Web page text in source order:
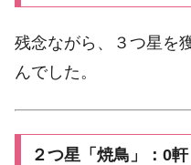
残念ながら、３つ星を
んでした。
２つ星「焼鳥」：0軒